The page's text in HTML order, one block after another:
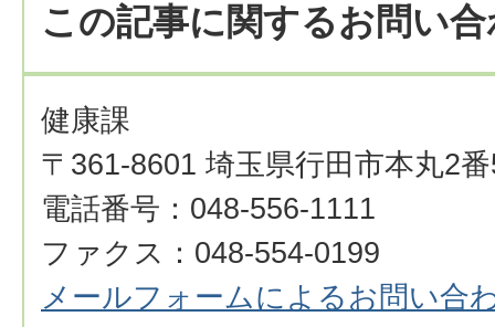
この記事に関するお問い
健康課
〒361-8601 埼玉県行田市本丸2
電話番号：048-556-1111
ファクス：048-554-0199
メールフォームによるお問い合